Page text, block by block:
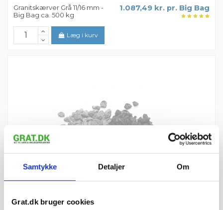
Samtykke Detaljer Om
Grat.dk bruger cookies
Granitskærver Grå 11/16 mm -
Big Bag ca. 500 kg
1.087,49 kr. pr. Big Bag
Læg i kurv